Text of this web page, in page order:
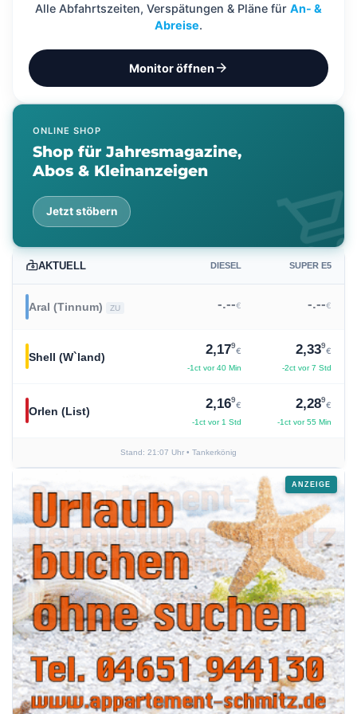
Alle Abfahrtszeiten, Verspätungen & Pläne für An- &
Abreise.
Monitor öffnen arrow_forward
ONLINE SHOP
Shop für Jahresmagazine,
Abos & Kleinanzeigen
Jetzt stöbern
AKTUELL DIESEL SUPER E5
Aral (Tinnum) ZU -.--€ -.--€
Shell (W`land) 2,179
€
-1ct vor 40 Min
2,339
€
-2ct vor 7 Std
Orlen (List) 2,169
€
-1ct vor 1 Std
2,289
€
-1ct vor 55 Min
Stand: 21:07 Uhr • Tankerkönig